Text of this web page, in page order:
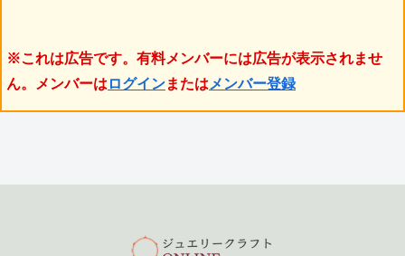
※これは広告です。有料メンバーには広告が表示されませ
ん。メンバーは ログインまたは メンバー登録